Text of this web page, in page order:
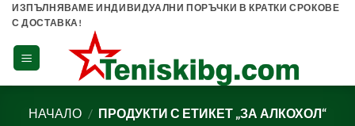
Skip
content
ИЗПЪЛНЯВАМЕ ИНДИВИДУАЛНИ ПОРЪЧКИ В КРАТКИ СРОКОВЕ
С ДОСТАВКА!
НАЧАЛО / ПРОДУКТИ С ЕТИКЕТ „ЗА АЛКОХОЛ“